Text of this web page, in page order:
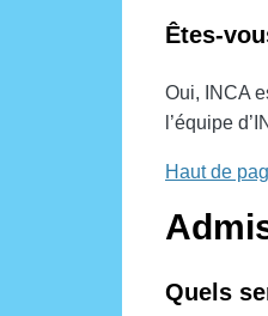
Êtes-
Oui, INCA
l’équipe
Haut de
Quels